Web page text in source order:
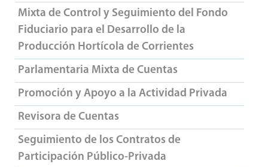
Mixta de Control y Seguimiento del Fondo
Fiduciario para el Desarrollo de la
Producción Hortícola de Corrientes
Parlamentaria Mixta de Cuentas
Promoción y Apoyo a la Actividad Privada
Revisora de Cuentas
Seguimiento de los Contratos de
Participación Público-Privada